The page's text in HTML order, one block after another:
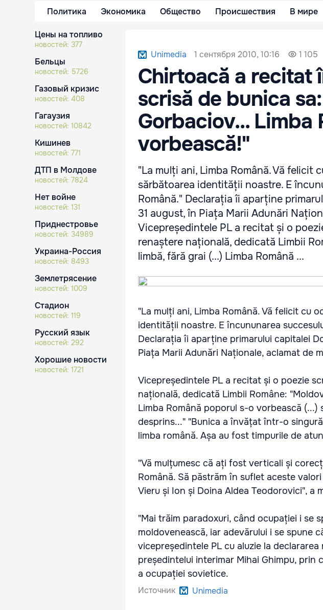
Политика Экономика Общество Происшествия В мире
Цены на топливо
новостей: 377
Бельцы
новостей: 5726
Газовый кризис
новостей: 408
Гагаузия
новостей: 10842
Кишинев
новостей: 771
ДТП в Молдове
новостей: 7824
Нет войне
новостей: 131
Приднестровье
новостей: 34989
Украина-Россия
новостей: 8493
Землетрясение
новостей: 1009
Стадион
новостей: 119
Русский язык
новостей: 292
Хорошие новости
новостей: 1721
Unimedia 1 сентября 2010, 10:16 1 105
Chirtoacă a recitat
scrisă de bunica
Gorbaciov... Limba
vorbească!"
"La mulți ani, Limba Română. Vă felicit
sărbătoarea identității noastre. E
Română." Declarația îi aparține
31 august, în Piața Marii Adunări
Vicepreședintele PL a recitat și o
renaștere națională, dedicată Limbii
limbă, fără grai (...) Limba Română ...
"La mulți ani, Limba Română. Vă felicit cu
identității noastre. E încununarea
Declarația îi aparține primarului capitalei
Piața Marii Adunări Naționale, aclamat de
Vicepreședintele PL a recitat și o poezie
națională, dedicată Limbii Române:
Limba Română poporul s-o vorbească
desprins..." "Bunica a învățat într-o
limba română. Așa au fost timpurile de
"Vă mulțumesc că ați fost verticali și
Română. Să păstrăm în suflet aceste
Vieru și Ion și Doina Aldea Teodorovici", a
"Mai trăim paradoxuri, când ocupației i se
moldovenească, iar adevărului i se spune
vicepreședintele PL cu aluzie la
președintelui interimar Mihai Ghimpu, prin
a ocupației sovietice.
Источник Unimedia